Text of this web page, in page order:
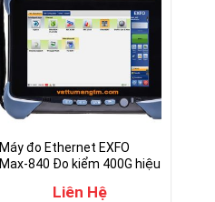
Máy đo Ethernet EXFO
Max-840 Đo kiểm 400G hiệu
Liên Hệ